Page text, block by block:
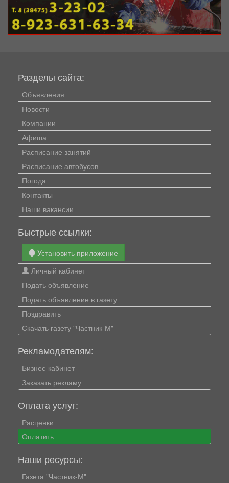
Разделы сайта:
Объявления
Новости
Компании
Афиша
Расписание занятий
Расписание автобусов
Погода
Контакты
Наши вакансии
Быстрые ссылки:
Установить приложение
Личный кабинет
Подать объявление
Подать объявление в газету
Поздравить
Скачать газету "Частник-М"
Рекламодателям:
Бизнес-кабинет
Заказать рекламу
Оплата услуг:
Расценки
Оплатить
Наши ресурсы:
Газета "Частник-М"